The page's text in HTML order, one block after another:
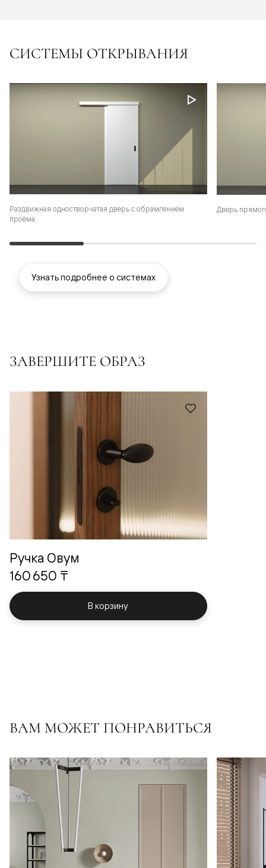
СИСТЕМЫ ОТКРЫВАНИЯ
Раздвижная одностворчатая дверь с обрамлением
проёма
Дверь
Узнать подробнее о системах
ЗАВЕРШИТЕ ОБРАЗ
Ручка Овум
160 650 ₸
В корзину
ВАМ МОЖЕТ ПОНРАВИТЬСЯ